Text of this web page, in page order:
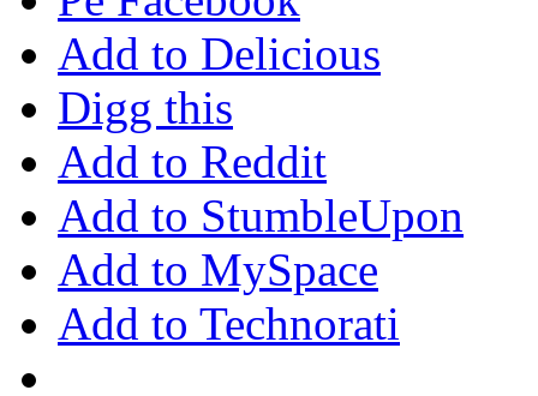
Add to Delicious
Digg this
Add to Reddit
Add to StumbleUpon
Add to MySpace
Add to Technorati